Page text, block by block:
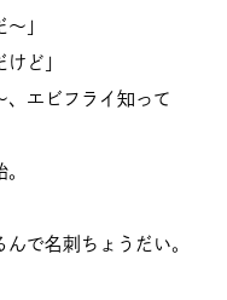
」
ど」
、エビフライ知って
で名刺ちょうだい。